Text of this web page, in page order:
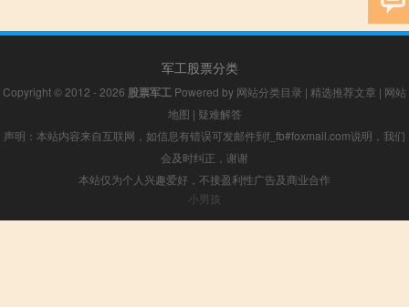
军工股票分类
Copyright © 2012 - 2026 股票军工 Powered by 网站分类目录 | 精选推荐文章 | 网站
地图 | 疑难解答
声明：本站内容来自互联网，如信息有错误可发邮件到f_fb#foxmail.com说明，我们
会及时纠正，谢谢
本站仅为个人兴趣爱好，不接盈利性广告及商业合作
小男孩